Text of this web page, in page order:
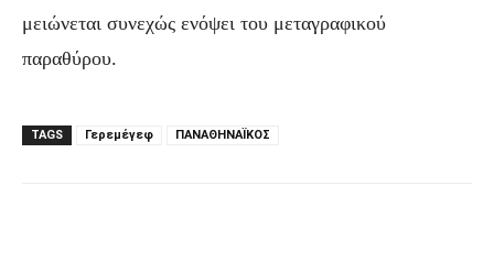
μειώνεται συνεχώς ενόψει του μεταγραφικού
παραθύρου.
TAGS Γερεμέγεφ ΠΑΝΑΘΗΝΑΪΚΟΣ